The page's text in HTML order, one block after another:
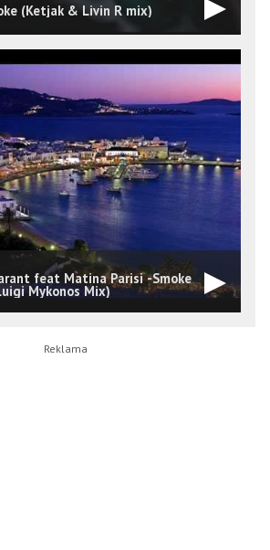
(Ketjak & Livin R mix)
feat Matina Parisi -Smoke
Mykonos Mix)